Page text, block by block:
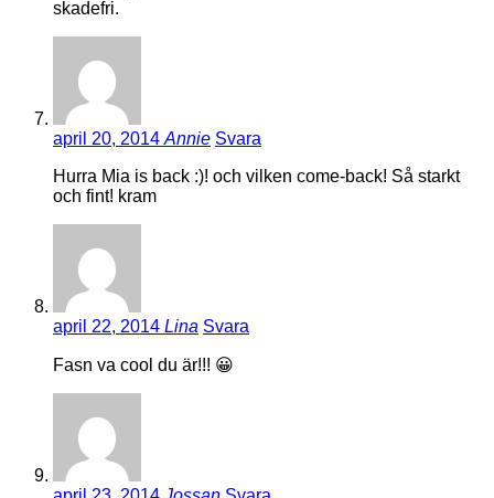
skadefri.
april 20, 2014Annie Svara
Hurra Mia is back :)! och vilken come-back! Så starkt
och fint! kram
april 22, 2014 Lina Svara
Fasn va cool du är!!! 😀